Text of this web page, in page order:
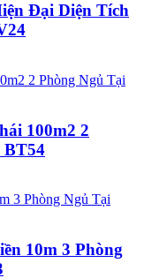
Đại Diện Tích
100m2 2
BT54
10m 3 Phòng